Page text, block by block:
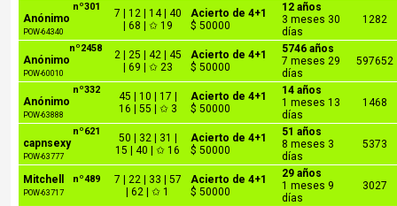
nº301
Anónimo
POW-64340
7 | 12 | 14 | 40
| 68 | ✩ 19
Acierto de 4+1
$ 50000
12 años
3 meses 30
días
1282
nº2458
Anónimo
POW-60010
2 | 25 | 42 | 45
| 69 | ✩ 23
Acierto de 4+1
$ 50000
5746 años
7 meses 29
días
597652
nº332
Anónimo
POW-63888
45 | 10 | 17 |
16 | 55 | ✩ 3
Acierto de 4+1
$ 50000
14 años
1 meses 13
días
1468
nº621
capnsexy
POW-63777
50 | 32 | 31 |
15 | 40 | ✩ 16
Acierto de 4+1
$ 50000
51 años
8 meses 3
días
5373
nº489
Mitchell
POW-63717
7 | 22 | 33 | 57
| 62 | ✩ 1
Acierto de 4+1
$ 50000
29 años
1 meses 9
días
3027